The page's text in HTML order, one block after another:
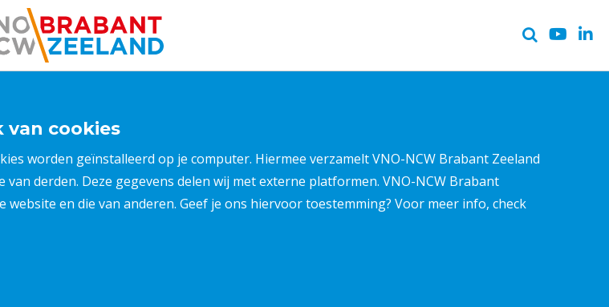
van cookies
worden geïnstalleerd op je computer. Hiermee verzamelt VNO-NCW Brabant Zeeland
derden. Deze gegevens delen wij met externe platformen. VNO-NCW Brabant
en die van anderen. Geef je ons hiervoor toestemming? Voor meer info, check